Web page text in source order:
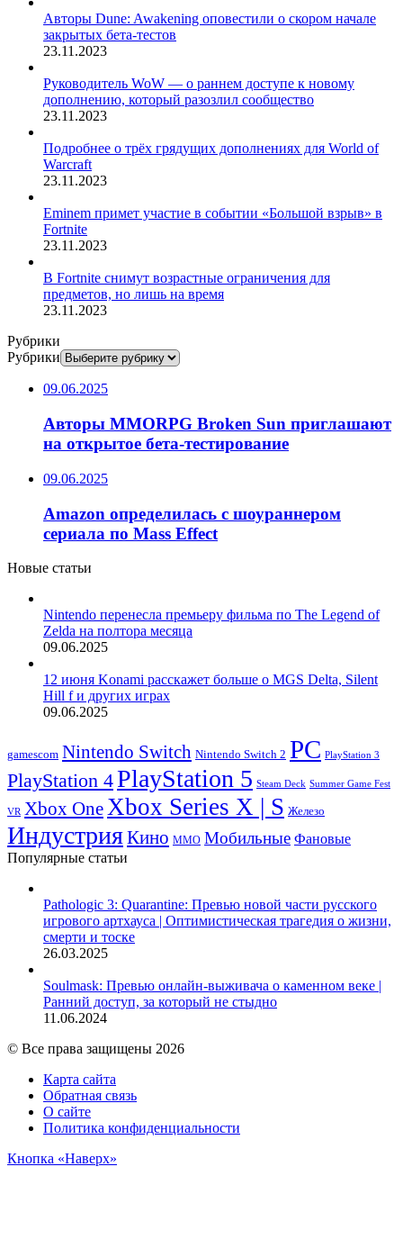
Авторы Dune: Awakening оповестили о скором начале
закрытых бета-тестов
23.11.2023
Руководитель WoW — о раннем доступе к новому
дополнению, который разозлил сообщество
23.11.2023
Подробнее о трёх грядущих дополнениях для World of
Warcraft
23.11.2023
Eminem примет участие в событии «Большой взрыв» в
Fortnite
23.11.2023
В Fortnite снимут возрастные ограничения для
предметов, но лишь на время
23.11.2023
Рубрики
Рубрики
09.06.2025
Авторы MMORPG Broken Sun приглашают
на открытое бета-тестирование
09.06.2025
Amazon определилась с шоураннером
сериала по Mass Effect
Новые статьи
Nintendo перенесла премьеру фильма по The Legend of
Zelda на полтора месяца
09.06.2025
12 июня Konami расскажет больше о MGS Delta, Silent
Hill f и других играх
09.06.2025
gamescom Nintendo Switch Nintendo Switch 2 PC PlayStation 3
PlayStation 4PlayStation 5 Steam Deck Summer Game Fest
VR Xbox OneXbox Series X | S Железо
ИндустрияКино ММО Мобильные Фановые
Популярные статьи
Pathologic 3: Quarantine: Превью новой части русского
игрового артхауса | Оптимистическая трагедия о жизни,
смерти и тоске
26.03.2025
Soulmask: Превью онлайн-выживача о каменном веке |
Ранний доступ, за который не стыдно
11.06.2024
© Все права защищены 2026
Карта сайта
Обратная связь
О сайте
Политика конфиденциальности
Кнопка «Наверх»